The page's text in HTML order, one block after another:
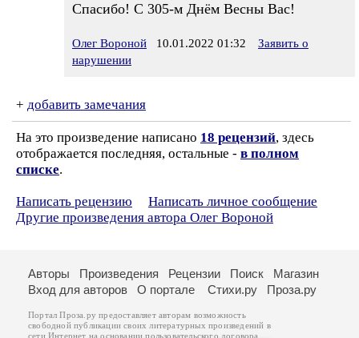
Спасибо! С 305-м Днём Весны Вас!
Олег Вороной 10.01.2022 01:32
Заявить о
нарушении
+ добавить замечания
На это произведение написано 18 рецензий, здесь
отображается последняя, остальные - в полном
списке.
Написать рецензию
Написать личное сообщение
Другие произведения автора Олег Вороной
Авторы Произведения Рецензии Поиск
Магазин
Вход для авторов
О портале Стихи.ру Проза.ру
Портал Проза.ру предоставляет авторам возможность
свободной публикации своих литературных произведений в
сети Интернет на основаниипользовательского договора